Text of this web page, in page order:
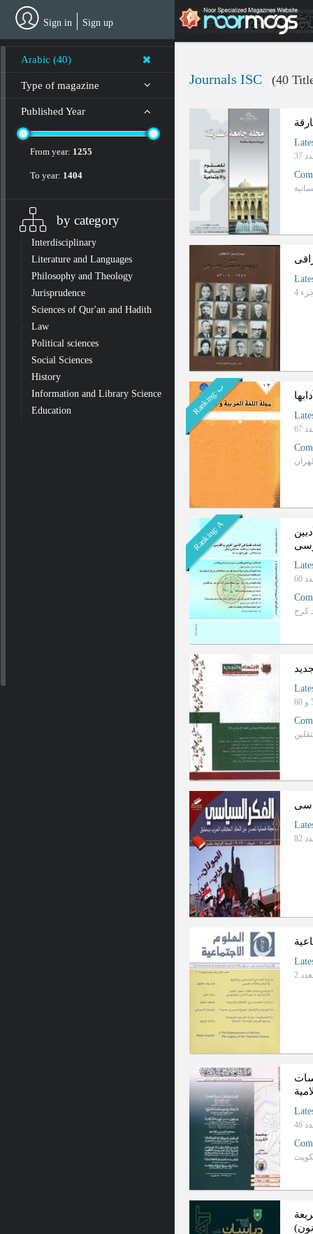
content
Sign in Sign up
Arabic (40)
Type of magazine
Published Year
From year: 1255
To year: 1404
by category
Interdisciplinary
Literature and Languages
Philosophy and Theology
Jurisprudence
Sciences of Qur'an and Hadith
Law
Political sciences
Social Sciences
History
Information and Library Science
Education
Journals ISC (40
R
a
n
k
i
n
g
:ب
Ranking: A
کرج